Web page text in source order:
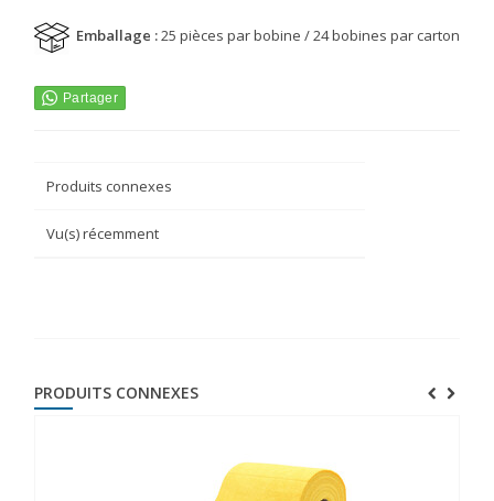
Emballage :25 pièces par bobine / 24 bobines par carton
Produits connexes
Vu(s) récemment
PRODUITS CONNEXES